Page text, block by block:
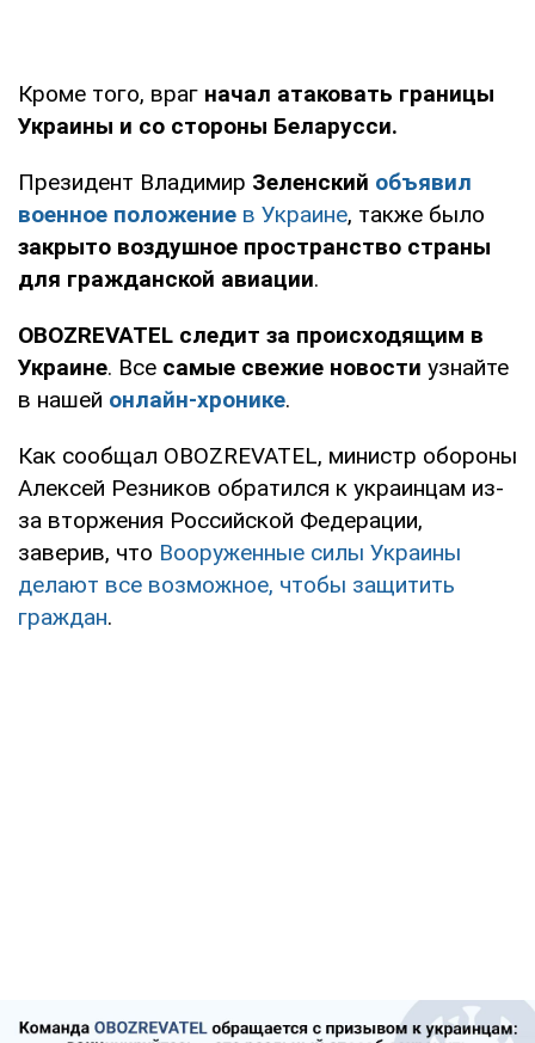
Кроме того, враг начал атаковать границы
Украины и со стороны Беларусси.
Президент Владимир Зеленский объявил
военное положение в Украине, также было
закрыто воздушное пространство страны
для гражданской авиации.
OBOZREVATEL следит за происходящим в
Украине. Все самые свежие новости узнайте
в нашей онлайн-хронике.
Как сообщал OBOZREVATEL, министр обороны
Алексей Резников обратился к украинцам из-
за вторжения Российской Федерации,
заверив, что Вооруженные силы Украины
делают все возможное, чтобы защитить
граждан.